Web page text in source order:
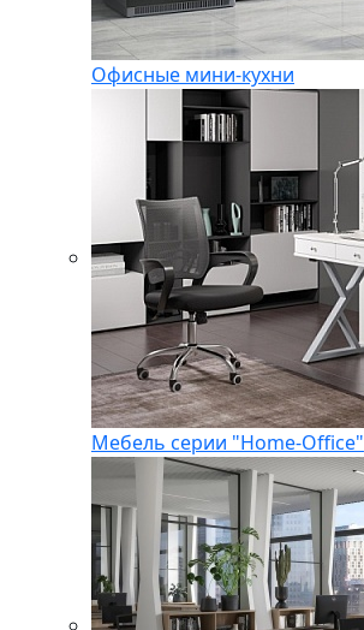
Офисные мини-кухни
Мебель серии "Home-Office"